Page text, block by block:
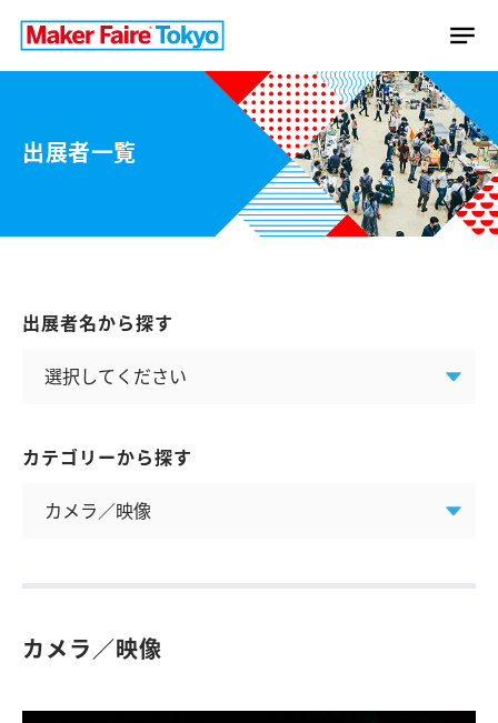
出展者一覧
出展者名から探す
カテゴリーから探す
カメラ／映像